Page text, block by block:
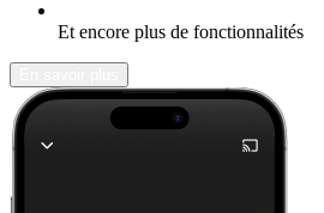
Et encore plus de fonctionnalités